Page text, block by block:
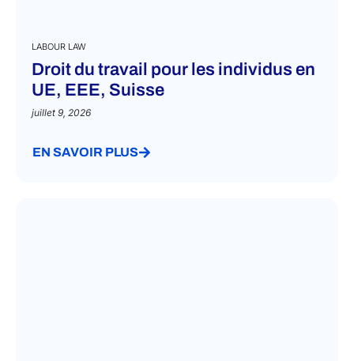
LABOUR LAW
Droit du travail pour les individus en
UE, EEE, Suisse
juillet 9, 2026
EN SAVOIR PLUS